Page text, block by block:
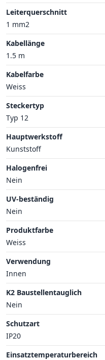
Leiterquerschnitt
1 mm2
Kabellänge
1.5 m
Kabelfarbe
Weiss
Steckertyp
Typ 12
Hauptwerkstoff
Kunststoff
Halogenfrei
Nein
UV-beständig
Nein
Produktfarbe
Weiss
Verwendung
Innen
K2 Baustellentauglich
Nein
Schutzart
IP20
Einsatztemperaturbereich